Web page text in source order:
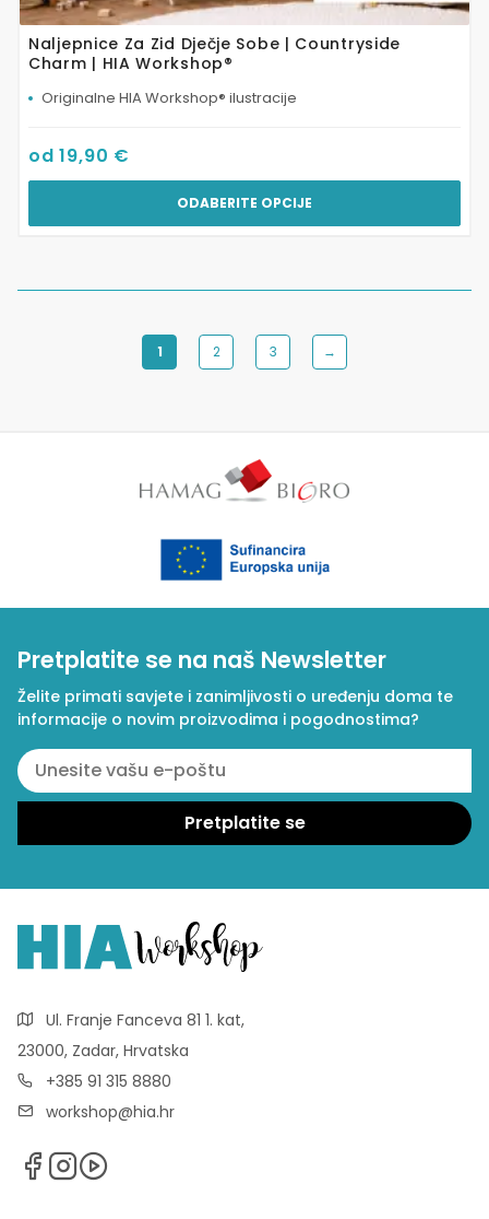
Naljepnice Za Zid Dječje Sobe | Countryside
Charm | HIA Workshop®
Originalne HIA Workshop® ilustracije
od19,90 €
ODABERITE OPCIJE
1 2 3 →
Pretplatite se na naš Newsletter
Želite primati savjete i zanimljivosti o uređenju doma te
informacije o novim proizvodima i pogodnostima?
Ul. Franje Fanceva 81 1. kat,
23000, Zadar, Hrvatska
+385 91 315 8880
workshop@hia.hr